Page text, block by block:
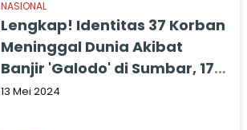
NASIONAL
Lengkap! Identitas 37 Korban
Meninggal Dunia Akibat
Banjir 'Galodo' di Sumbar, 17
Orang Masih Dalam
13 Mei 2024